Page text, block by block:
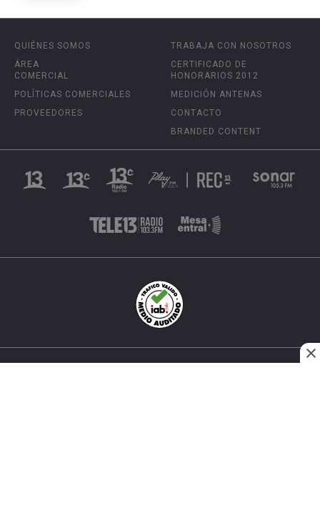
QUIÉNES SOMOS
ÁREA
COMERCIAL
POLÍTICAS COMERCIALES
PROVEEDORES
TRABAJA CON NOSOTROS
CERTIFICADO DE
HONORARIOS 2012
MEDICIÓN ANTENAS
CONTACTO
BRANDED CONTENT